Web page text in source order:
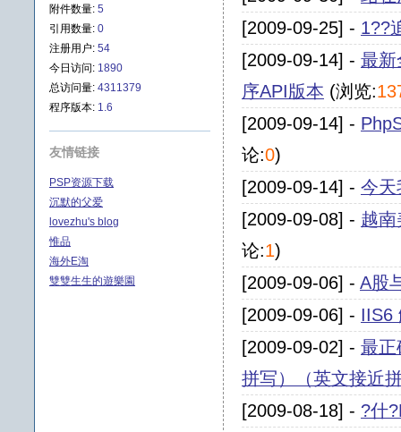
[2009-09-25] - 1??
[2009-09-14] - 最新
序API版本 (浏览:
[2009-09-14] -
论:0)
[2009-09-14] - 今天
[2009-09-08] - 越
论:1)
[2009-09-06] - A股
[2009-09-06] - IIS6
[2009-09-02] - 最正
拼写）（英文接近
[2009-08-18] - ?什
附件数量: 5
引用数量: 0
注册用户: 54
今日访问: 1890
总访问量: 4311379
程序版本: 1.6
友情链接
PSP资源下载
沉默的父爱
lovezhu's blog
惟品
海外E淘
雙雙生生的遊樂園